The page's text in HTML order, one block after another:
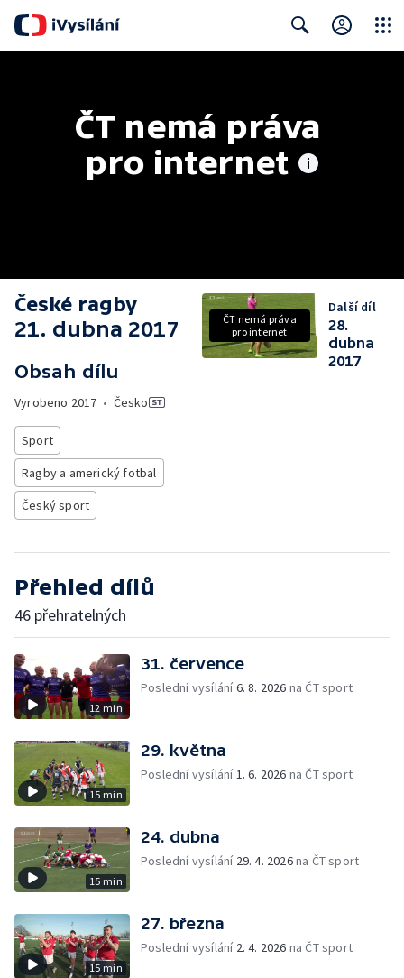
ČT nemá práva
pro internet
České ragby
21. dubna 2017
Obsah dílu
Vyrobeno 2017 • Česko
Sport
Ragby a americký fotbal
Český sport
ČT nemá práva
pro internet
Další díl
28.
dubna
2017
Přehled dílů
46 přehratelných
12 min
31. července
Poslední vysílání6. 8. 2026 na ČT sport
15 min
29. května
Poslední vysílání1. 6. 2026 na ČT sport
15 min
24. dubna
Poslední vysílání 29. 4. 2026na ČT sport
15 min
27. března
Poslední vysílání 2. 4. 2026 na ČT sport